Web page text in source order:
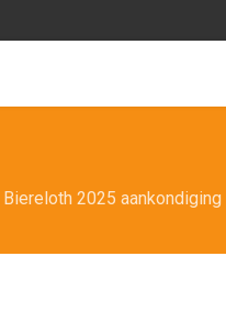
Biereloth 2025 aankondiging